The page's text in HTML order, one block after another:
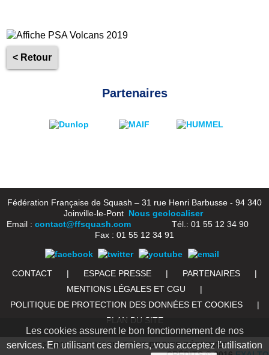
< Retour
Partenaires
Fédération Française de Squash – 31 rue Henri Barbusse - 94 340
Joinville-le-Pont Nous geolocaliser
Email : contact@ffsquash.comTél.: 01 55 12 34 90
Fax : 01 55 12 34 91
CONTACT | ESPACE PRESSE | PARTENAIRES
|
MENTIONS LÉGALES ET CGU
|
POLITIQUE DE PROTECTION DES DONNÉES ET COOKIES
|
PLAN DU SITE
© 2016 FFSQUASH. TOUS DROITS RÉSERVÉS
Les cookies assurent le bon fonctionnement de nos
services. En utilisant ces derniers, vous acceptez l'utilisation